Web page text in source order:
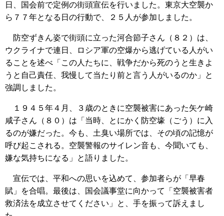
日、国会前で定例の街頭宣伝を行いました。東京大空襲か
ら７７年となる日の行動で、２５人が参加しました。
防空ずきん姿で街頭に立った河合節子さん（８２）は、
ウクライナで連日、ロシア軍の空爆から逃げている人がい
ることを述べ「この人たちに、戦争だから死のうと生きよ
うと自己責任、我慢して当たり前と言う人がいるのか」と
強調しました。
１９４５年４月、３歳のときに空襲被害にあった矢ケ崎
咸子さん（８０）は「当時、とにかく防空壕（ごう）に入
るのが嫌だった。今も、土臭い場所では、その頃の記憶が
呼び起こされる。空襲警報のサイレン音も、今聞いても、
嫌な気持ちになる」と語りました。
宣伝では、平和への思いを込めて、参加者らが「早春
賦」を合唱。最後は、国会議事堂に向かって「空襲被害者
救済法を成立させてください」と、手を振って訴えまし